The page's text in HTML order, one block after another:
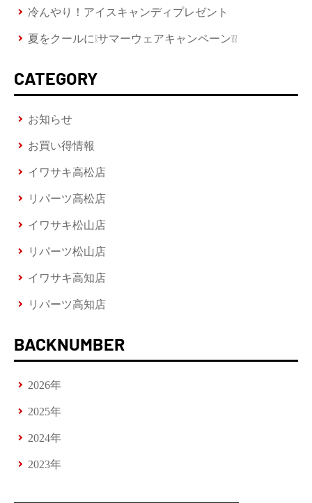
冷んやり！アイスキャンディプレゼント
夏をクールに❕サマーウェアキャンペーン❕❕
CATEGORY
お知らせ
お買い得情報
イワサキ高松店
リパーツ高松店
イワサキ松山店
リパーツ松山店
イワサキ高知店
リパーツ高知店
BACKNUMBER
2026年
2025年
2024年
2023年